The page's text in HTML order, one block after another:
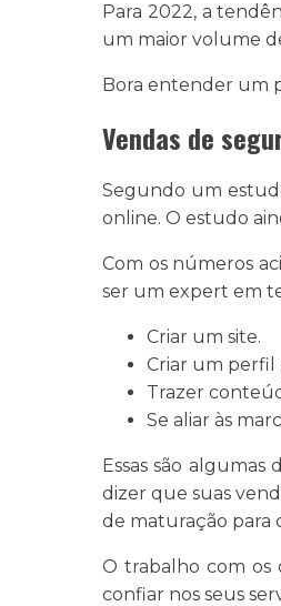
Para 2022, a
um maior volume
Bora entender um
Vendas de
Segundo um
online. O estudo
Com os números
ser um expert em
Criar um site.
Criar um perfil
Trazer
Se aliar às
Essas são
dizer que suas
de maturação para
O trabalho com os
confiar nos seus